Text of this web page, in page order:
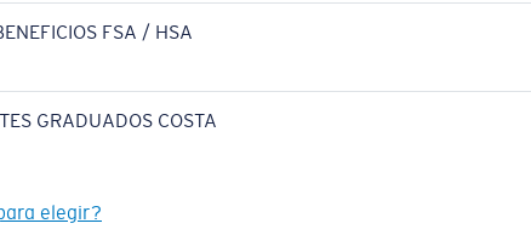
FSA / HSA
GRADUADOS COSTA
elegir?